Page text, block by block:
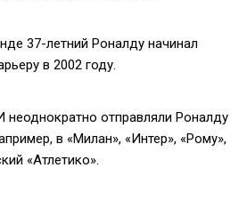
37-летний Роналду начинал
в 2002 году.
отправляли Роналду
в «Милан», «Интер», «Рому»,
«Атлетико».